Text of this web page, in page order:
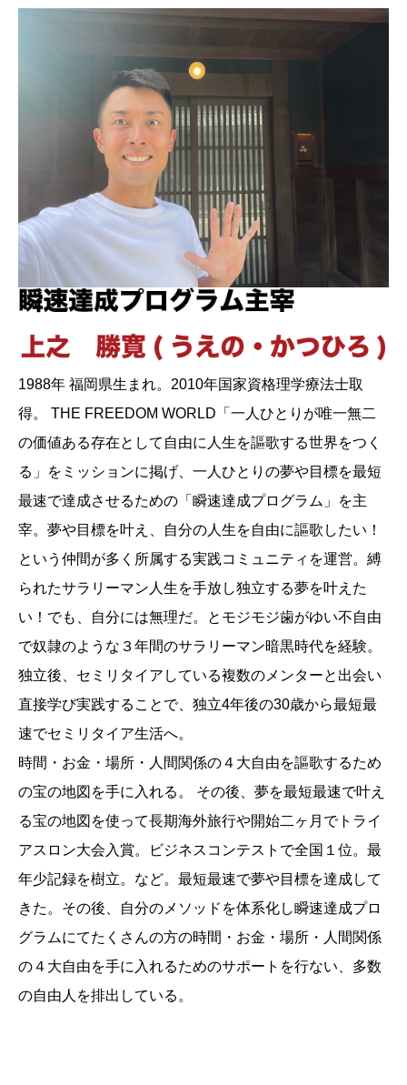
1988年 福岡県生まれ。2010年国家資格理学療法士取
得。 THE FREEDOM WORLD「一人ひとりが唯一無二
の価値ある存在として自由に人生を謳歌する世界をつく
る」をミッションに掲げ、一人ひとりの夢や目標を最短
最速で達成させるための「瞬速達成プログラム」を主
宰。夢や目標を叶え、自分の人生を自由に謳歌したい！
という仲間が多く所属する実践コミュニティを運営。縛
られたサラリーマン人生を手放し独立する夢を叶えた
い！でも、自分には無理だ。とモジモジ歯がゆい不自由
で奴隷のような３年間のサラリーマン暗黒時代を経験。
独立後、セミリタイアしている複数のメンターと出会い
直接学び実践することで、独立4年後の30歳から最短最
速でセミリタイア生活へ。
時間・お金・場所・人間関係の４大自由を謳歌するため
の宝の地図を手に入れる。 その後、夢を最短最速で叶え
る宝の地図を使って長期海外旅行や開始二ヶ月でトライ
アスロン大会入賞。ビジネスコンテストで全国１位。最
年少記録を樹立。など。最短最速で夢や目標を達成して
きた。その後、自分のメソッドを体系化し瞬速達成プロ
グラムにてたくさんの方の時間・お金・場所・人間関係
の４大自由を手に入れるためのサポートを行ない、多数
の自由人を排出している。